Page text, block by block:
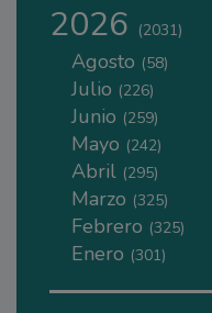
2026 (2031)
Agosto (58)
Julio (226)
Junio (259)
Mayo (242)
Abril (295)
Marzo (325)
Febrero (325)
Enero (301)